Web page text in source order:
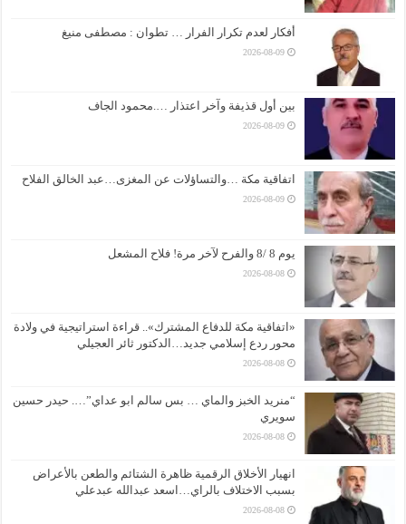
أفكار لعدم تكرار الفرار … تطوان : مصطفى منيغ
2026-08-09
بين أول قذيفة وآخر اعتذار ….محمود الجاف
2026-08-09
اتفاقية مكة …والتساؤلات عن المغزى…عبد الخالق الفلاح
2026-08-09
يوم 8 /8 والفرح لآخر مرة! فلاح المشعل
2026-08-08
«اتفاقية مكة للدفاع المشترك».. قراءة استراتيجية في ولادة
محور ردع إسلامي جديد…الدكتور ثائر العجيلي
2026-08-08
“منريد الخبز والماي … بس سالم ابو عداي”…. حيدر حسين
سويري
2026-08-08
انهيار الأخلاق الرقمية ظاهرة الشتائم والطعن بالأعراض
بسبب الاختلاف بالراي…اسعد عبدالله عبدعلي
2026-08-08